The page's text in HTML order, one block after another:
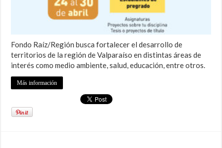
Fondo Raíz/Región busca fortalecer el desarrollo de
territorios de la región de Valparaíso en distintas áreas de
interés como medio ambiente, salud, educación, entre otros.
Más información